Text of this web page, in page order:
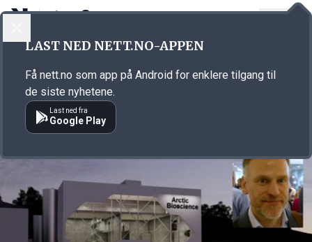
Annonsørinnhold
LAST NED NETT.NO-APPEN
Få nett.no som app på Android for enklere tilgang til
de siste nyhetene.
Last ned fra
Google Play